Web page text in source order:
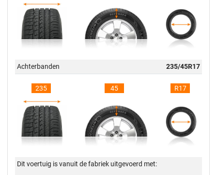
Achterbanden 235/45R17
235 45 R17
Dit voertuig is vanuit de fabriek uitgevoerd met: